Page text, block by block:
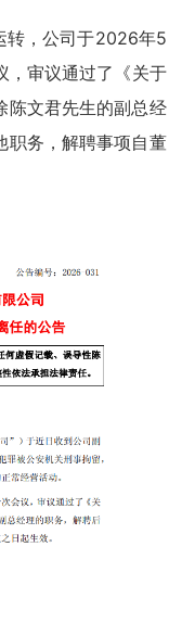
转，公司于2026年5
，审议通过了《关于
陈文君先生的副总经
职务，解聘事项自董